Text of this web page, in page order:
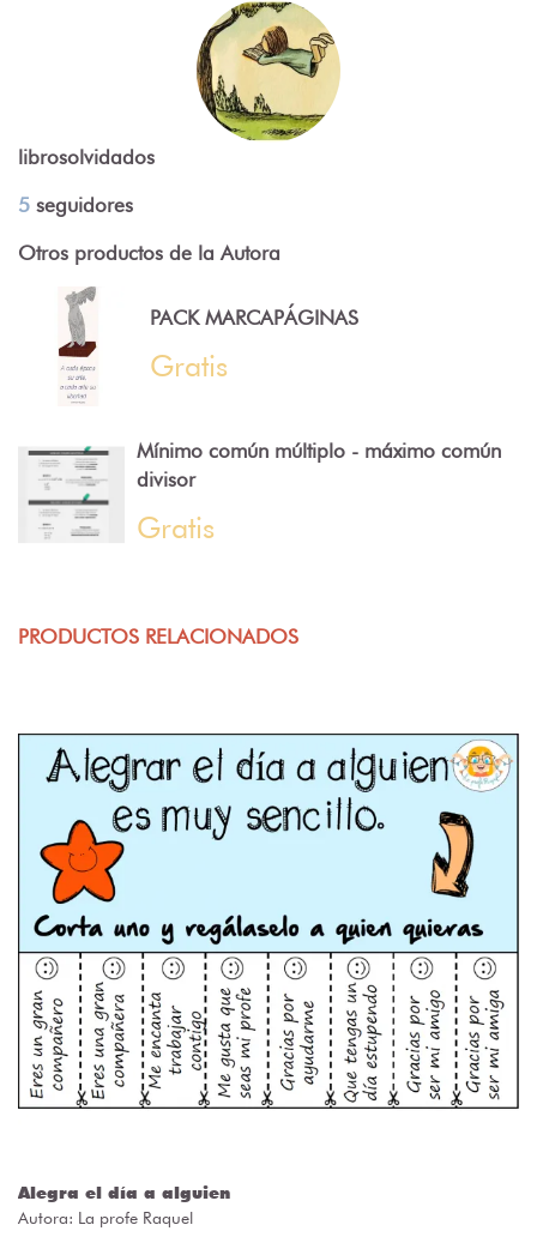
librosolvidados
5 seguidores
Otros productos de la Autora
PACK MARCAPÁGINAS
Gratis
Mínimo común múltiplo - máximo común
divisor
Gratis
PRODUCTOS RELACIONADOS
Alegra el día a alguien
Autora: La profe Raquel